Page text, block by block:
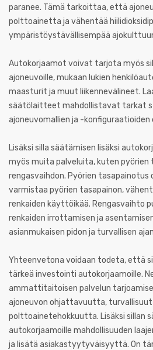
paranee. Tämä tarkoittaa, että
polttoainetta ja vähentää
ympäristöystävällisempää
Autokorjaamot voivat tarjota myös
ajoneuvoille, mukaan lukien
maasturit ja muut liikennevälineet.
säätölaitteet mahdollistavat tarkat
ajoneuvomallien ja -konfiguraatioiden
Lisäksi silla säätämisen lisäksi
myös muita palveluita, kuten pyörien
rengasvaihdon. Pyörien tasapainotus
varmistaa pyörien tasapainon,
renkaiden käyttöikää. Rengasvaihto
renkaiden irrottamisen ja
asianmukaisen pidon ja turvallisen
Yhteenvetona voidaan todeta, että
tärkeä investointi autokorjaamoille.
ammattitaitoisen palvelun
ajoneuvon ohjattavuutta,
polttoainetehokkuutta. Lisäksi sillan
autokorjaamoille mahdollisuuden
ja lisätä asiakastyytyväisyyttä. On